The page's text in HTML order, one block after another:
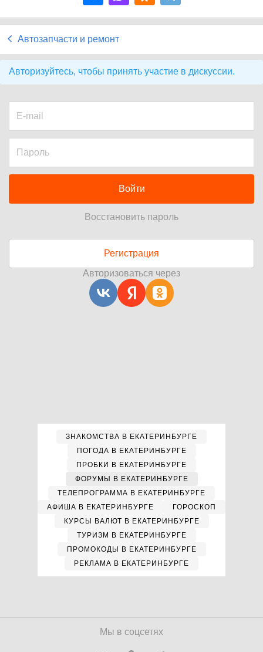
Автозапчасти и ремонт
Авторизуйтесь, чтобы принять участие в дискуссии.
Войти
Восстановить пароль
Регистрация
Авторизоваться через
ЗНАКОМСТВА В ЕКАТЕРИНБУРГЕ
ПОГОДА В ЕКАТЕРИНБУРГЕ
ПРОБКИ В ЕКАТЕРИНБУРГЕ
ФОРУМЫ В ЕКАТЕРИНБУРГЕ
ТЕЛЕПРОГРАММА В ЕКАТЕРИНБУРГЕ
АФИША В ЕКАТЕРИНБУРГЕ
ГОРОСКОП
КУРСЫ ВАЛЮТ В ЕКАТЕРИНБУРГЕ
ТУРИЗМ В ЕКАТЕРИНБУРГЕ
ПРОМОКОДЫ В ЕКАТЕРИНБУРГЕ
РЕКЛАМА В ЕКАТЕРИНБУРГЕ
Мы в соцсетях